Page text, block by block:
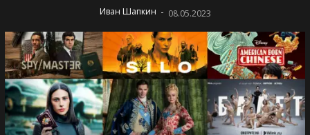
Иван Шапкин - 08.05.2023